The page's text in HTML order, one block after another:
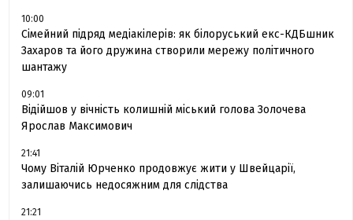
10:00
Сімейний підряд медіакілерів: як білоруський екс-КДБшник
Захаров та його дружина створили мережу політичного
шантажу
09:01
Відійшов у вічність колишній міський голова Золочева
Ярослав Максимович
21:41
Чому Віталій Юрченко продовжує жити у Швейцарії,
залишаючись недосяжним для слідства
21:21